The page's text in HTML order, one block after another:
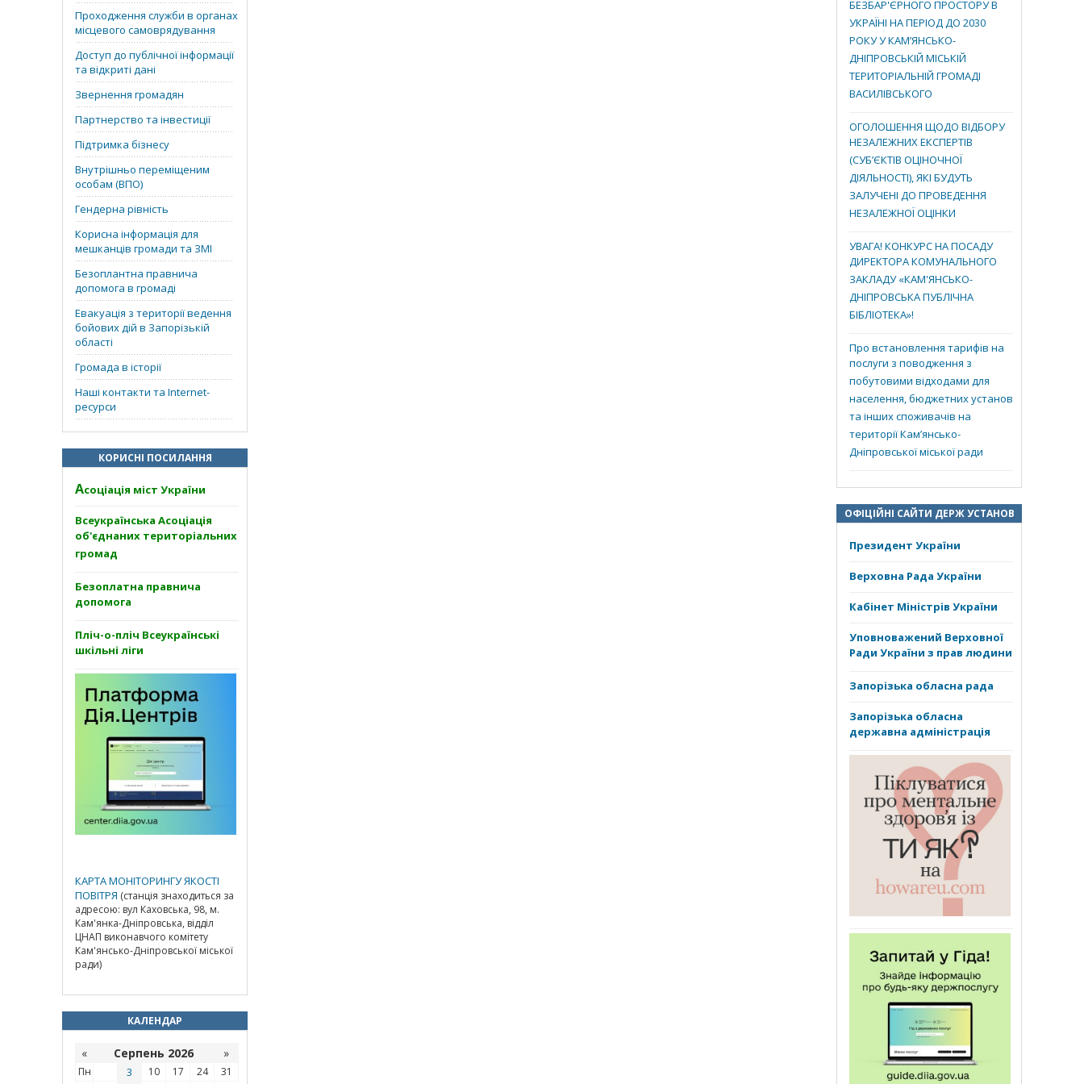
Проходження служби в органах
місцевого самоврядування
Доступ до публічної інформації
та відкриті дані
Звернення громадян
Партнерство та інвестиції
Підтримка бізнесу
Внутрішньо переміщеним
особам (ВПО)
Гендерна рівність
Корисна інформація для
мешканців громади та ЗМІ
Безоплантна правнича
допомога в громаді
Евакуація з території ведення
бойових дій в Запорізькій
області
Громада в історії
Наші контакти та Internet-
ресурси
КОРИСНІ ПОСИЛАННЯ
Асоціація міст України
Всеукраїнська Асоціація
об'єднаних територіальних
громад
Безоплатна правнича
допомога
Пліч-о-пліч Всеукраїнські
шкільні ліги
КАРТА МОНІТОРИНГУ ЯКОСТІ
ПОВІТРЯ (станція знаходиться за
адресою: вул Каховська, 98, м.
Кам'янка-Дніпровська, відділ
ЦНАП виконавчого комітету
Кам'янсько-Дніпровської міської
ради)
КАЛЕНДАР
« Серпень 2026 »
Пн 3 10 17 24
31
БЕЗБАР'ЄРНОГО ПРОСТОРУ В
УКРАЇНІ НА ПЕРІОД ДО 2030
РОКУ У КАМ’ЯНСЬКО-
ДНІПРОВСЬКІЙ МІСЬКІЙ
ТЕРИТОРІАЛЬНІЙ ГРОМАДІ
ВАСИЛІВСЬКОГО
ОГОЛОШЕННЯ ЩОДО ВІДБОРУ
НЕЗАЛЕЖНИХ ЕКСПЕРТІВ
(СУБ’ЄКТІВ ОЦІНОЧНОЇ
ДІЯЛЬНОСТІ), ЯКІ БУДУТЬ
ЗАЛУЧЕНІ ДО ПРОВЕДЕННЯ
НЕЗАЛЕЖНОЇ ОЦІНКИ
УВАГА! КОНКУРС НА ПОСАДУ
ДИРЕКТОРА КОМУНАЛЬНОГО
ЗАКЛАДУ «КАМ'ЯНСЬКО-
ДНІПРОВСЬКА ПУБЛІЧНА
БІБЛІОТЕКА»!
Про встановлення тарифів на
послуги з поводження з
побутовими відходами для
населення, бюджетних установ
та інших споживачів на
території Кам’янсько-
Дніпровської міської ради
ОФІЦІЙНІ САЙТИ ДЕРЖ УСТАНОВ
Президент України
Верховна Рада України
Кабінет Міністрів України
Уповноважений Верховної
Ради України з прав людини
Запорізька обласна рада
Запорізька обласна
державна адміністрація